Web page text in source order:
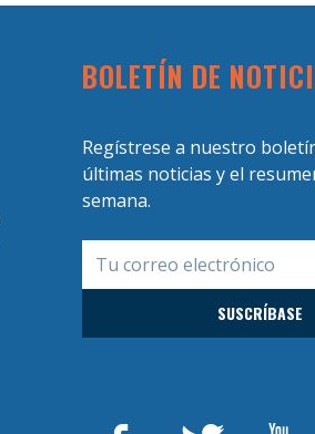
BOLETÍN DE
Regístrese a nuestro
últimas noticias y el
semana.